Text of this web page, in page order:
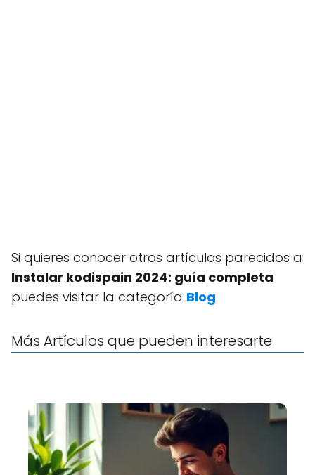
Si quieres conocer otros artículos parecidos a
Instalar kodispain 2024: guía completa
puedes visitar la categoría Blog.
Más Artículos que pueden interesarte